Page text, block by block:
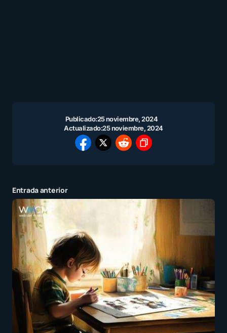
Publicado:25 noviembre, 2024
Actualizado:25 noviembre, 2024
Entrada anterior